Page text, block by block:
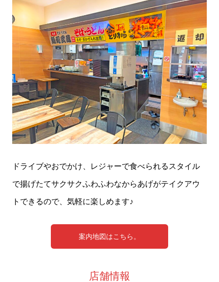
ドライブやおでかけ、レジャーで食べられるスタイル
で揚げたてサクサクふわふわなからあげがテイクアウ
トできるので、気軽に楽しめます♪
案内地図はこちら。
店舗情報